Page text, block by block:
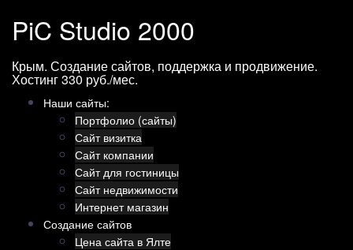
содержимому
PiC Studio 2000
Крым. Создание сайтов, поддержка и продвижение.
Хостинг 330 руб./мес.
Наши сайты:
Портфолио (сайты)
Сайт визитка
Сайт компании
Сайт для гостиницы
Сайт недвижимости
Интернет магазин
Создание сайтов
Цена сайта в Ялте